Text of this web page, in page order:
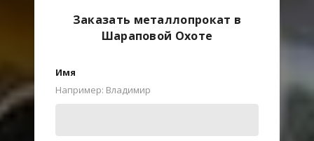
Заказать металлопрокат в
Шараповой Охоте
Имя
Например: Владимир